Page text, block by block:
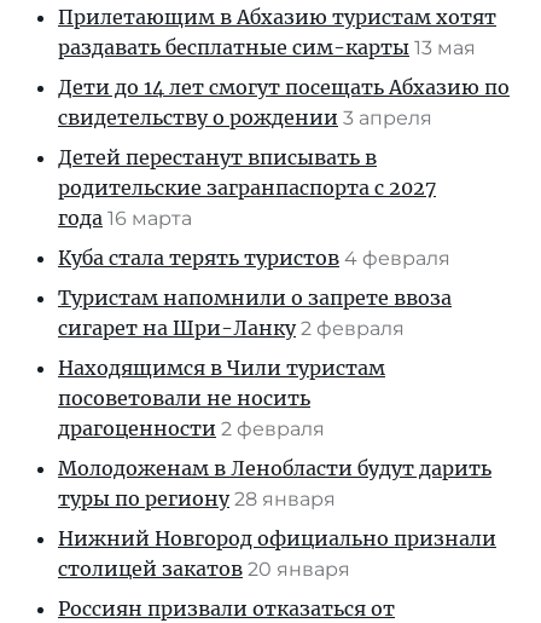
Прилетающим в Абхазию туристам хотят
раздавать бесплатные сим-карты 13 мая
Дети до 14 лет смогут посещать Абхазию по
свидетельству о рождении 3 апреля
Детей перестанут вписывать в
родительские загранпаспорта с 2027
года 16 марта
Куба стала терять туристов 4 февраля
Туристам напомнили о запрете ввоза
сигарет на Шри-Ланку 2 февраля
Находящимся в Чили туристам
посоветовали не носить
драгоценности 2 февраля
Молодоженам в Ленобласти будут дарить
туры по региону 28 января
Нижний Новгород официально признали
столицей закатов 20 января
Россиян призвали отказаться от